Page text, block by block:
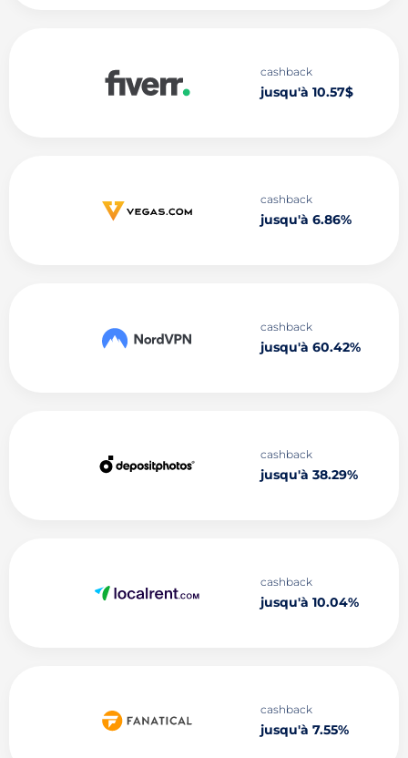
cashback
jusqu'à 10.57$
cashback
jusqu'à 6.86%
cashback
jusqu'à 60.42%
cashback
jusqu'à 38.29%
cashback
jusqu'à 10.04%
cashback
jusqu'à 7.55%